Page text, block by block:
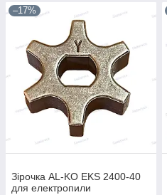
–17%
Зірочка AL-KO EKS 2400-40
для електропили